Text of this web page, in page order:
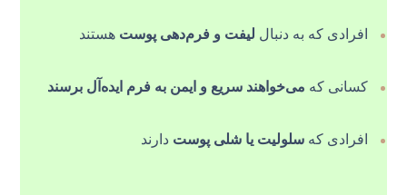
افرادی که به دنبال لیفت و فرم‌دهی پوست هستند
کسانی که می‌خواهند سریع و ایمن به فرم ایده‌آل برسند
افرادی کهسلولیت یا شلی پوست دارند